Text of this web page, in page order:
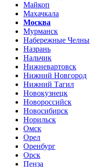
Майкоп
Махачкала
Москва
Мурманск
Набережные Челны
Назрань
Нальчик
Нижневартовск
Нижний Новгород
Нижний Тагил
Новокузнецк
Новороссийск
Новосибирск
Норильск
Омск
Орел
Оренбург
Орск
Пенза